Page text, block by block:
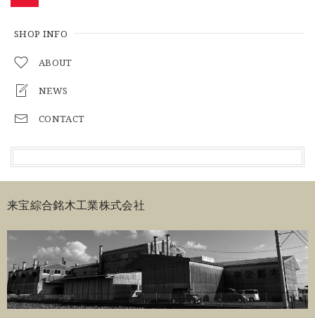
SHOP INFO
ABOUT
NEWS
CONTACT
来宝綜合銘木工業株式会社